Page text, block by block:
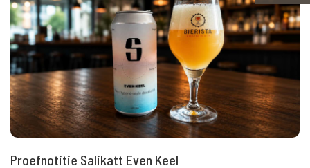
Proefnotitie Salikatt Even Keel